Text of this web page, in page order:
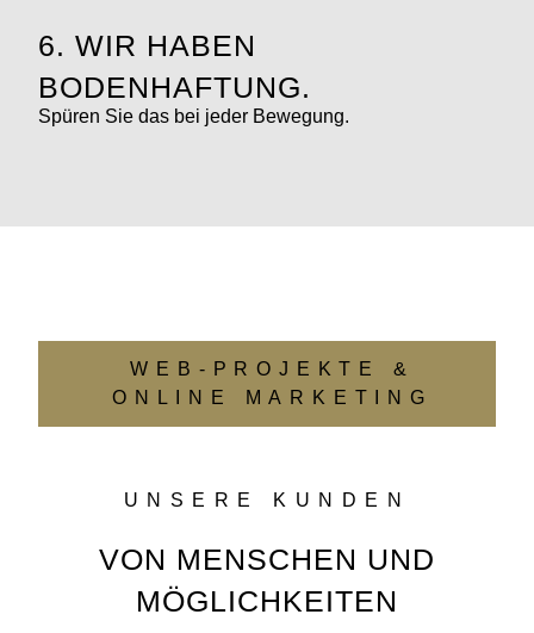
6. WIR HABEN
BODENHAFTUNG.
Spüren Sie das bei jeder Bewegung.
WEB-PROJEKTE &
ONLINE MARKETING
UNSERE KUNDEN
VON MENSCHEN UND
MÖGLICHKEITEN